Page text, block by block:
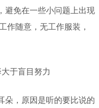
避免在一些小问题上出现
作随意，无工作服装，
于盲目努力
朵，原因是听的要比说的